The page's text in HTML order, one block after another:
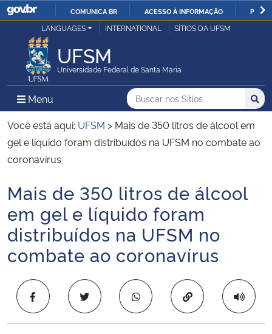
IR
COMUNICA BR ACESSO À INFORMAÇÃO
Ministério da Justiça e Segurança Pública
Ministério da Defesa
Ministério das Relações Exteriores
Ministério da Economia
Ministério da Infraestrutura
Ministério da Agricultura, Pecuária e Abastecimento
Ministério da Educação
Ministério da Cidadania
Ministério da Saúde
LANGUAGES INTERNATIONAL SÍTIOS DA UFSM
UFSM
Universidade Federal de Santa Maria
Menu Menu Principal do Sítio
Busca
Buscar no nos Sítios
Busca:
Você está aqui: UFSM > Mais de 350 litros de álcool em
gel e líquido foram distribuídos na UFSM no combate ao
coronavírus
Início do conteúdo
Mais de 350 litros de álcool
em gel e líquido foram
distribuídos na UFSM no
combate ao coronavírus
Copiar para área